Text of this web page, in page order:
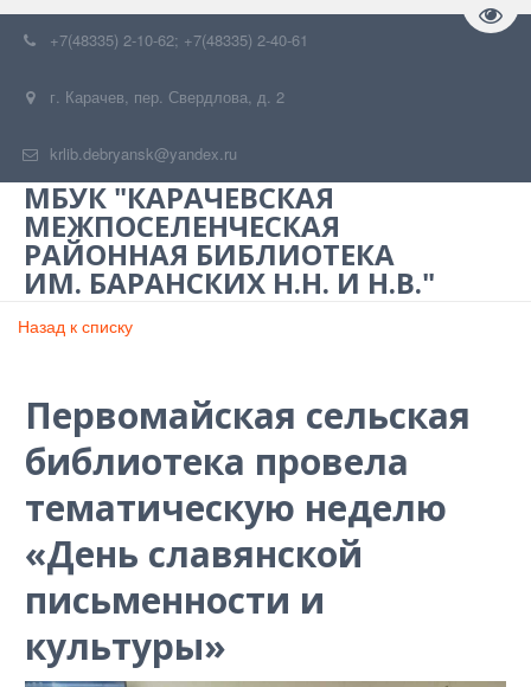
+7(48335) 2-10-62; +7(48335) 2-40-61
г. Карачев, пер. Свердлова, д. 2
krlib.debryansk@yandex.ru
МБУК "КАРАЧЕВСКАЯ
МЕЖПОСЕЛЕНЧЕСКАЯ
РАЙОННАЯ БИБЛИОТЕКА
ИМ. БАРАНСКИХ Н.Н. И Н.В."
Назад к списку
Первомайская сельская
библиотека провела
тематическую неделю
«День славянской
письменности и
культуры»